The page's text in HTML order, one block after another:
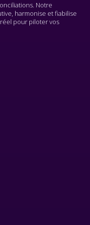
Notre
harmonise et fiabilise
pour piloter vos